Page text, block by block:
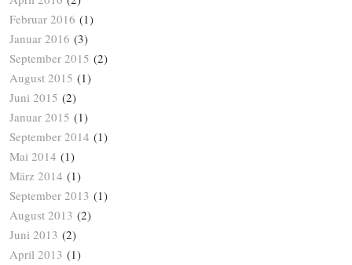
Februar 2016 (1)
Januar 2016 (3)
September 2015 (2)
August 2015 (1)
Juni 2015 (2)
Januar 2015 (1)
September 2014 (1)
Mai 2014 (1)
März 2014 (1)
September 2013 (1)
August 2013 (2)
Juni 2013 (2)
April 2013 (1)